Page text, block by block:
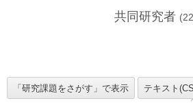
共同研究者 (22